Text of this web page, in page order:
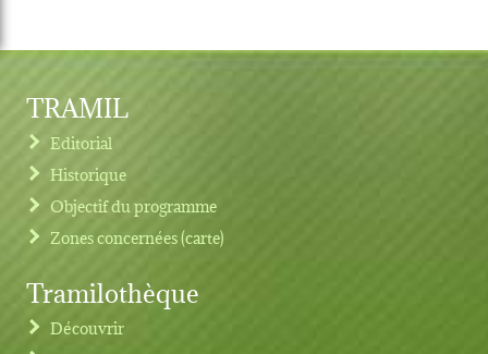
TRAMIL
Editorial
Historique
Objectif du programme
Zones concernées (carte)
Tramilothèque
Découvrir